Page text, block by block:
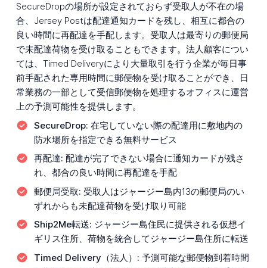
SecureDropの場所が設定されておらず受取人が不在の場
合、Jersey Postは配達通知カードを残し、相互に都合の
良い時間に再配達を手配します。受取人は最寄りの郵便局
で未配達荷物を受け取ることもできます。法人顧客につい
ては、Timed Deliveryにより大量取引を行う企業が毎日事
前手配された専用時間に郵便物を受け取ることができ、日
常業務の一部として受信郵便物を処理するオフィスに運営
上の予測可能性を提供します。
SecureDrop: 在宅していない際の配達用に敷地内の
防水場所を指定できる無料サービス
再配達: 配達が完了できない場合に通知カードが残さ
れ、都合の良い時間に再配達を手配
郵便局受取: 受取人はジャージー島内13の郵便局のい
ずれからも未配達荷物を受け取り可能
Ship2Me転送: ジャージー島住民に提供される仮想イ
ギリス住所、荷物を統合してジャージー島住所に転送
Timed Delivery（法人）: 予測可能な郵便物到着時間